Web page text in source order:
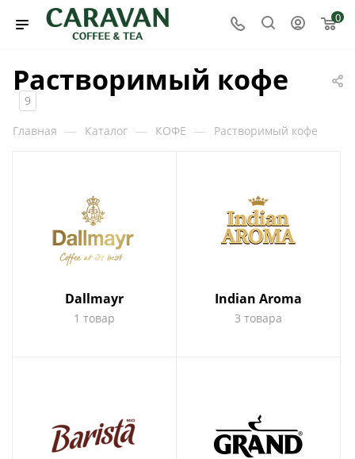
0
Растворимый кофе
9
Главная — Каталог — КОФЕ — Растворимый кофе
Dallmayr
1 товар
Indian Aroma
3 товара